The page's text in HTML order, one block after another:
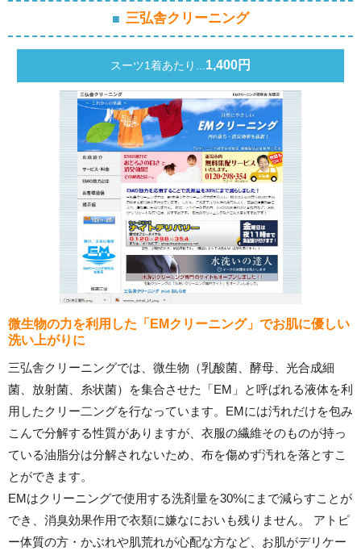
三弘舎クリーニング
スーツ1着あたり... 1,400円
微生物の力を利用した「EMクリーニング」でお肌に優しい
洗い上がりに
三弘舎クリーニングでは、微生物（乳酸菌、酵母、光合成細
菌、放射菌、糸状菌）を集合させた「EM」と呼ばれる液体を利
用したクリー二ングを行なっています。EMには汚れだけを包み
こんで分解する性質がありますが、衣服の繊維そのものが持っ
ている油脂分は分解されないため、布を傷めず汚れを落とすこ
とができます。
EMはクリーニングで使用する洗剤量を30%にまで減らすことが
でき、消臭効果作用で衣類に嫌なにおいも残りません。 アトピ
ー体質の方・かぶれや肌荒れが心配な方など、お肌がデリケー